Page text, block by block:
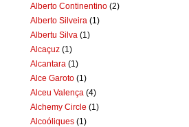
Alberto Continentino (2)
Alberto Silveira (1)
Albertu Silva (1)
Alcaçuz (1)
Alcantara (1)
Alce Garoto (1)
Alceu Valença (4)
Alchemy Circle (1)
Alcoóliques (1)